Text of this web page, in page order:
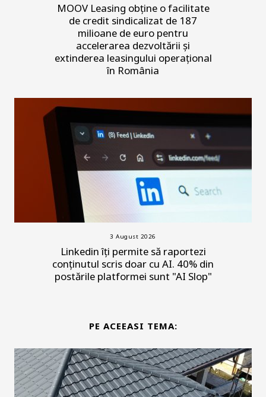
MOOV Leasing obține o facilitate
de credit sindicalizat de 187
milioane de euro pentru
accelerarea dezvoltării și
extinderea leasingului operațional
în România
3 August 2026
Linkedin îți permite să raportezi
conținutul scris doar cu AI. 40% din
postările platformei sunt "AI Slop"
PE ACEEASI TEMA: